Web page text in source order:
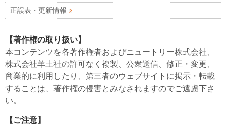
正誤表・更新情報
【著作権の取り扱い】
本コンテンツを各著作権者およびニュートリー株式会社、
株式会社羊土社の許可なく複製、公衆送信、修正・変更、
商業的に利用したり、第三者のウェブサイトに掲示・転載
することは、著作権の侵害とみなされますのでご遠慮下さ
い。
【ご注意】